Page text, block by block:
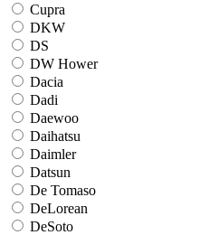
Cupra
DKW
DS
DW Hower
Dacia
Dadi
Daewoo
Daihatsu
Daimler
Datsun
De Tomaso
DeLorean
DeSoto